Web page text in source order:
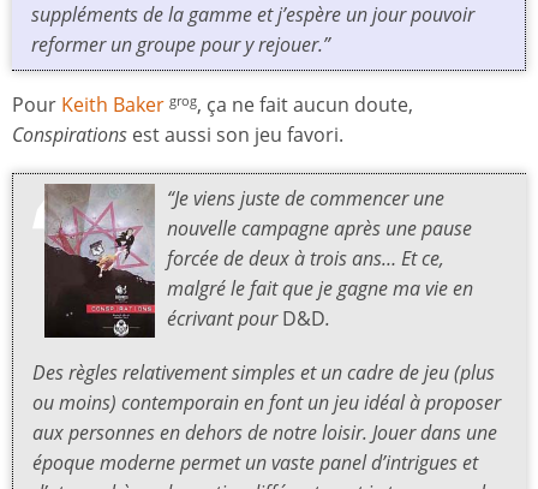
suppléments de la gamme et j’espère un jour pouvoir
reformer un groupe pour y rejouer.”
Pour Keith Baker grog, ça ne fait aucun doute,
Conspirations est aussi son jeu favori.
“Je viens juste de commencer une
nouvelle campagne après une pause
forcée de deux à trois ans… Et ce,
malgré le fait que je gagne ma vie en
écrivant pourD&D.
Des règles relativement simples et un cadre de jeu (plus
ou moins) contemporain en font un jeu idéal à proposer
aux personnes en dehors de notre loisir. Jouer dans une
époque moderne permet un vaste panel d’intrigues et